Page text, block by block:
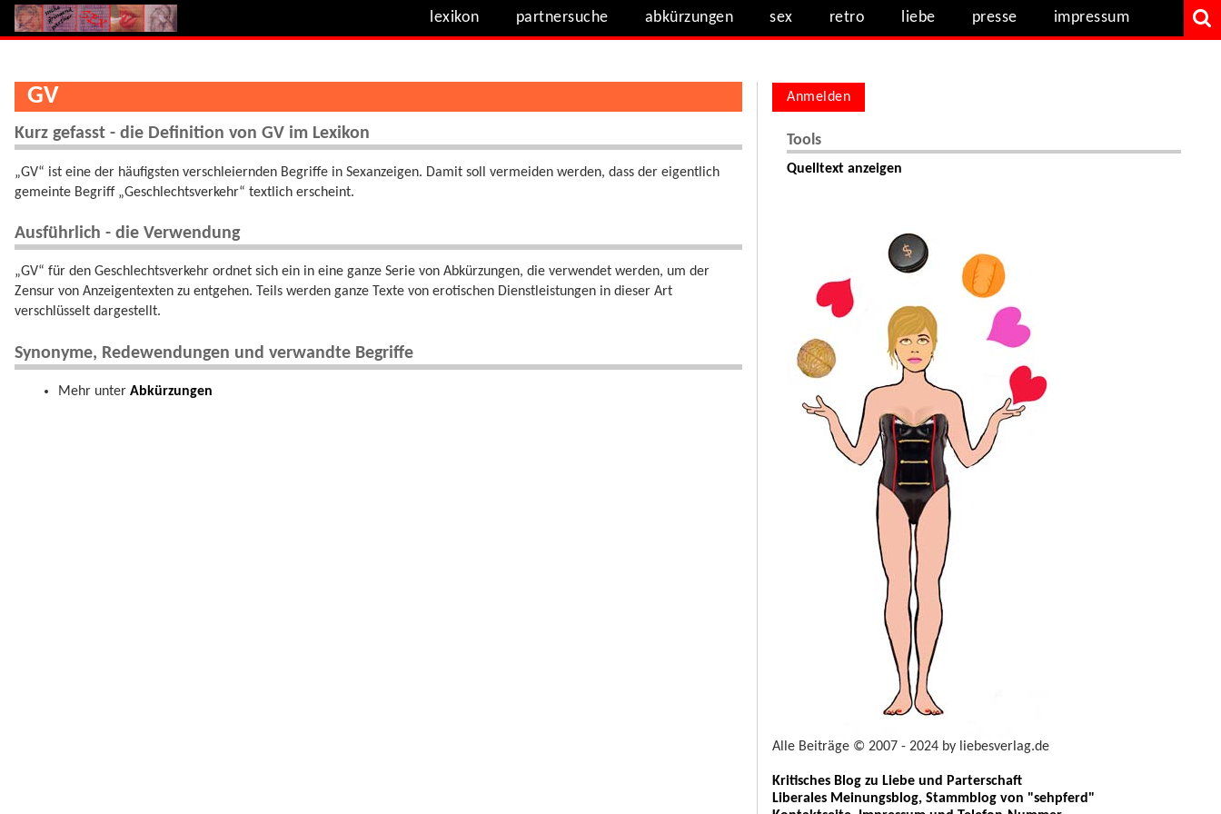
lexikon partnersuche abkürzungen sex retro liebe presse impressum
GV
Kurz gefasst - die Definition von GV im Lexikon
„GV“ ist eine der häufigsten verschleiernden Begriffe in Sexanzeigen. Damit soll vermeiden werden, dass der eigentlich
gemeinte Begriff „Geschlechtsverkehr“ textlich erscheint.
Ausführlich - die Verwendung
„GV“ für den Geschlechtsverkehr ordnet sich ein in eine ganze Serie von Abkürzungen, die verwendet werden, um der
Zensur von Anzeigentexten zu entgehen. Teils werden ganze Texte von erotischen Dienstleistungen in dieser Art
verschlüsselt dargestellt.
Synonyme, Redewendungen und verwandte Begriffe
Mehr unter Abkürzungen
Anmelden
Tools
Quelltext anzeigen
Alle Beiträge © 2007 - 2024 by liebesverlag.de
Kritisches Blog zu Liebe und Parterschaft
Liberales Meinungsblog, Stammblog von "sehpferd"